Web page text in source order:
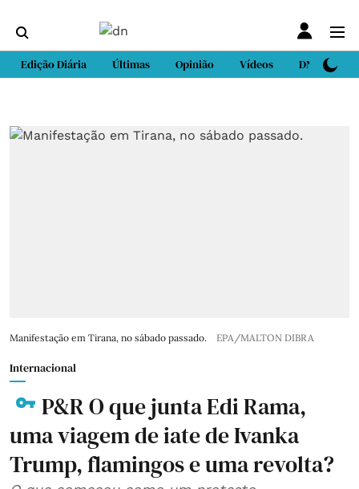
Edição Diária Últimas Opinião Vídeos DN Sport
Manifestação em Tirana, no sábado passado. EPA/MALTON DIBRA
Internacional
P&R O que junta Edi Rama,
uma viagem de iate de Ivanka
Trump, flamingos e uma revolta?